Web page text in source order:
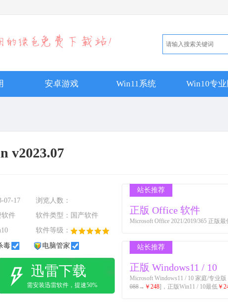
安卓游戏 Win11系统 Win10专业
v2023.07
07-17
浏览人数：
软件 软件类型： 国产软件
软件等级：
毒 电脑管家
迅雷下载
需安装迅雷软件，提速50%
站长推荐
正版 Office 软件
Microsoft Office 2021/2019/365 正版
站长推荐
正版 Windows11 / 10
Microsoft Windows11 / 10 家庭/专业
088→ ￥248]，正版Win11 / 10最低 ￥